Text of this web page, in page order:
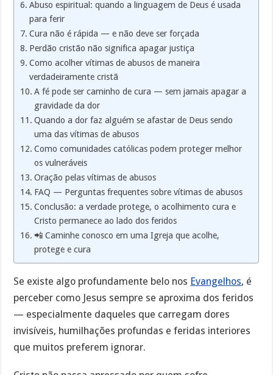
Abuso espiritual: quando a linguagem de Deus é usada
para ferir
Cura não é rápida — e não deve ser forçada
Perdão cristão não significa apagar justiça
Como acolher vítimas de abusos de maneira
verdadeiramente cristã
A fé pode ser caminho de cura — sem jamais apagar a
gravidade da dor
Quando a dor faz alguém se afastar de Deus sendo
uma das vítimas de abusos
Como comunidades católicas podem proteger melhor
os vulneráveis
Oração pelas vítimas de abusos
FAQ — Perguntas frequentes sobre vítimas de abusos
Conclusão: a verdade protege, o acolhimento cura e
Cristo permanece ao lado dos feridos
📲 Caminhe conosco em uma Igreja que acolhe,
protege e cura
Se existe algo profundamente belo nos Evangelhos, é
perceber como Jesus sempre se aproxima dos feridos
— especialmente daqueles que carregam dores
invisíveis, humilhações profundas e feridas interiores
que muitos preferem ignorar.